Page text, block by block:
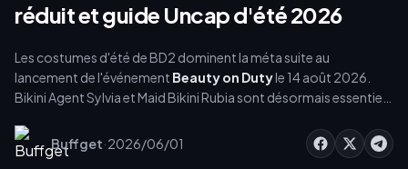
réduit et guide Uncap d'été 2026
Les costumes d'été de BD2 dominent la méta suite au
lancement de l'événement Beauty on Dutyle 14 août 2026.
Bikini Agent Sylvia et Maid Bikini Rubia sont désormais essentiels
vous avez besoin de monnaie premium. Obtenir les [offres de
diamants les moins chères pour Brown Dust 2 PvP]
Buffget·2026/06/01